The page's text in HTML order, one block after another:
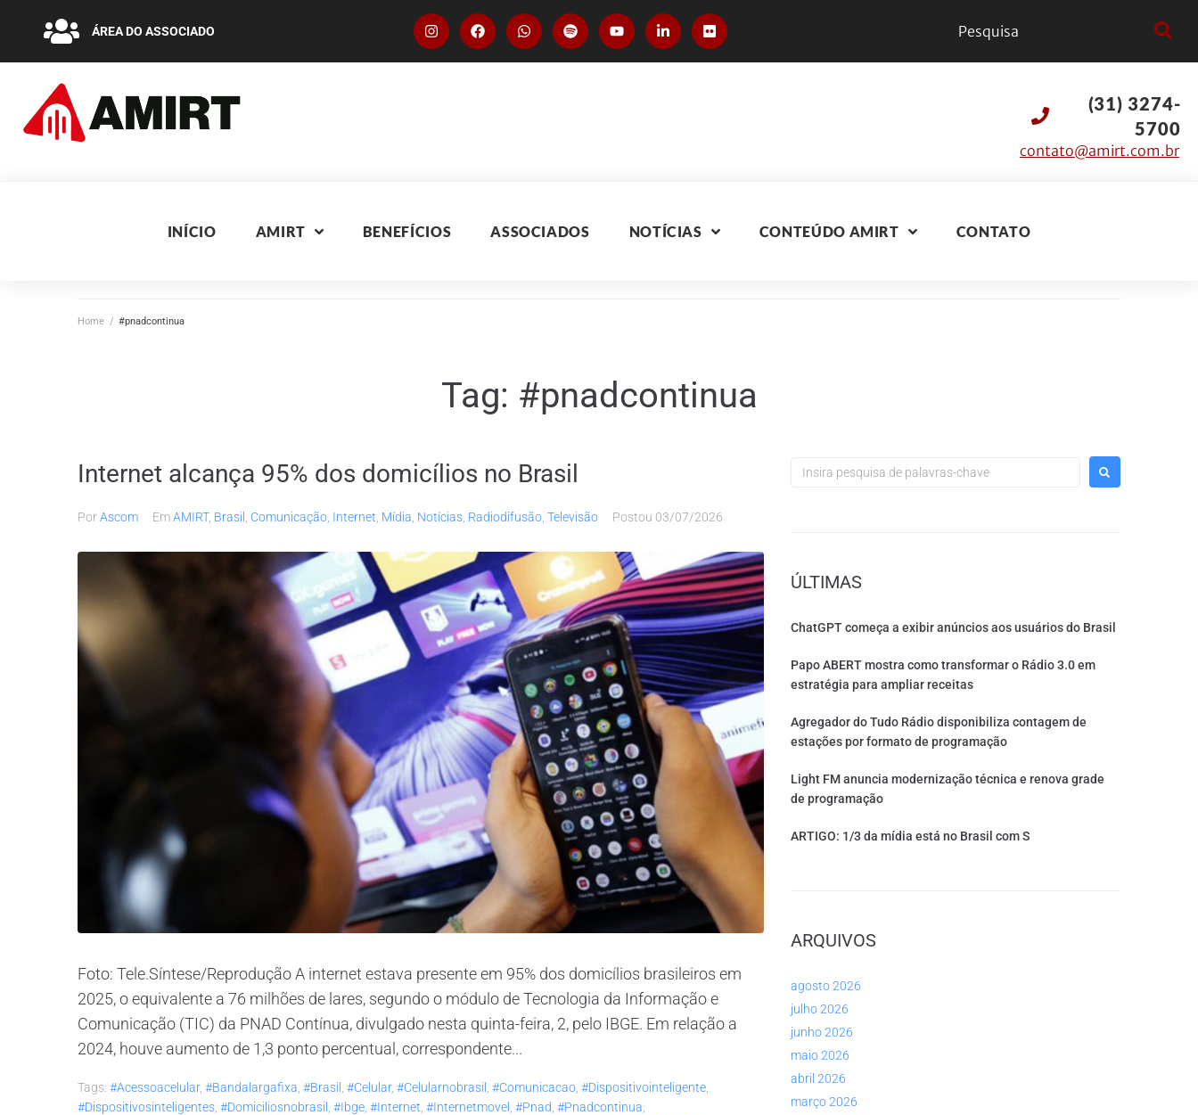
ÁREA DO ASSOCIADO
(31) 3274-
5700
contato@amirt.com.br
INÍCIO AMIRT BENEFÍCIOS ASSOCIADOS NOTÍCIAS CONTEÚDO AMIRT CONTATO
Home / #pnadcontinua
Tag: #pnadcontinua
Internet alcança 95% dos domicílios no Brasil
PorAscom EmAMIRT, Brasil Comunicação Internet Mídia Notícias Radiodifusão Televisão Postou 03/07/2026
Foto: Tele.Síntese/Reprodução A internet estava presente em 95% dos domicílios brasileiros em
2025, o equivalente a 76 milhões de lares, segundo o módulo de Tecnologia da Informação e
Comunicação (TIC) da PNAD Contínua, divulgado nesta quinta-feira, 2, pelo IBGE. Em relação a
2024, houve aumento de 1,3 ponto percentual, correspondente...
Tags: #acessoacelular, #bandalargafixa #brasil #celular, #celularnobrasil #comunicacao #dispositivointeligente
#dispositivosinteligentes #domiciliosnobrasil #ibge #internet #internetmovel #pnad #pnadcontinua
ÚLTIMAS
ChatGPT começa a exibir anúncios aos usuários do Brasil
Papo ABERT mostra como transformar o Rádio 3.0 em
estratégia para ampliar receitas
Agregador do Tudo Rádio disponibiliza contagem de
estações por formato de programação
Light FM anuncia modernização técnica e renova grade
de programação
ARTIGO: 1/3 da mídia está no Brasil com S
ARQUIVOS
agosto 2026
julho 2026
junho 2026
maio 2026
abril 2026
março 2026